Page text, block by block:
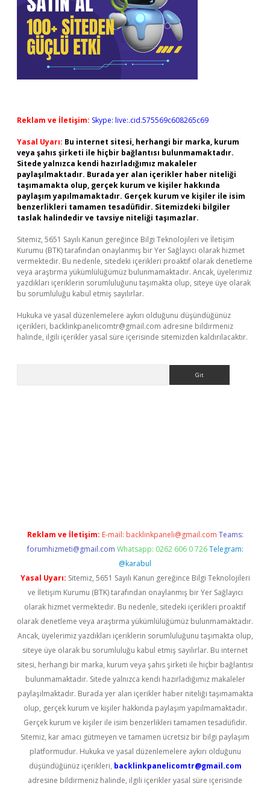
Reklam ve İletişim: Skype: live:.cid.575569c608265c69
Yasal Uyarı: Bu internet sitesi, herhangi bir marka, kurum
veya şahıs şirketi ile hiçbir bağlantısı bulunmamaktadır.
Sitede yalnızca kendi hazırladığımız makaleler
paylaşılmaktadır. Burada yer alan içerikler haber niteliği
taşımamakta olup, gerçek kurum ve kişiler hakkında
paylaşım yapılmamaktadır. Gerçek kurum ve kişiler ile isim
benzerlikleri tamamen tesadüfidir. Sitemizdeki bilgiler
taslak halindedir ve tavsiye niteliği taşımazlar.
Sitemiz, 5651 Sayılı Kanun gereğince Bilgi Teknolojileri ve İletişim
Kurumu (BTK) tarafından onaylanmış bir Yer Sağlayıcı olarak hizmet
vermektedir. Bu nedenle, sitedeki içerikleri proaktif olarak denetleme
veya araştırma yükümlülüğümüz bulunmamaktadır. Ancak, üyelerimiz
yazdıkları içeriklerin sorumluluğunu taşımakta olup, siteye üye olarak
bu sorumluluğu kabul etmiş sayılırlar.
Hukuka ve yasal düzenlemelere aykırı olduğunu düşündüğünüz
içerikleri, backlinkpanelicomtr@gmail.com adresine bildirmeniz
halinde, ilgili içerikler yasal süre içerisinde sitemizden kaldırılacaktır.
Reklam ve İletişim: E-mail: backlinkpaneli@gmail.com Teams:
forumhizmeti@gmail.com Whatsapp: 0262 606 0 726 Telegram:
@karabul
Yasal Uyarı: Sitemiz, 5651 Sayılı Kanun gereğince Bilgi Teknolojileri
ve İletişim Kurumu (BTK) tarafından onaylanmış bir Yer Sağlayıcı
olarak hizmet vermektedir. Bu nedenle, sitedeki içerikleri proaktif
olarak denetleme veya araştırma yükümlülüğümüz bulunmamaktadır.
Ancak, üyelerimiz yazdıkları içeriklerin sorumluluğunu taşımakta olup,
siteye üye olarak bu sorumluluğu kabul etmiş sayılırlar. Bu internet
sitesi, herhangi bir marka, kurum veya şahıs şirketi ile hiçbir bağlantısı
bulunmamaktadır. Sitede yalnızca kendi hazırladığımız makaleler
paylaşılmaktadır. Burada yer alan içerikler haber niteliği taşımamakta
olup, gerçek kurum ve kişiler hakkında paylaşım yapılmamaktadır.
Gerçek kurum ve kişiler ile isim benzerlikleri tamamen tesadüfidir.
Sitemiz, kar amacı gütmeyen ve tamamen ücretsiz bir bilgi paylaşım
platformudur. Hukuka ve yasal düzenlemelere aykırı olduğunu
düşündüğünüz içerikleri, backlinkpanelicomtr@gmail.com
adresine bildirmeniz halinde, ilgili içerikler yasal süre içerisinde